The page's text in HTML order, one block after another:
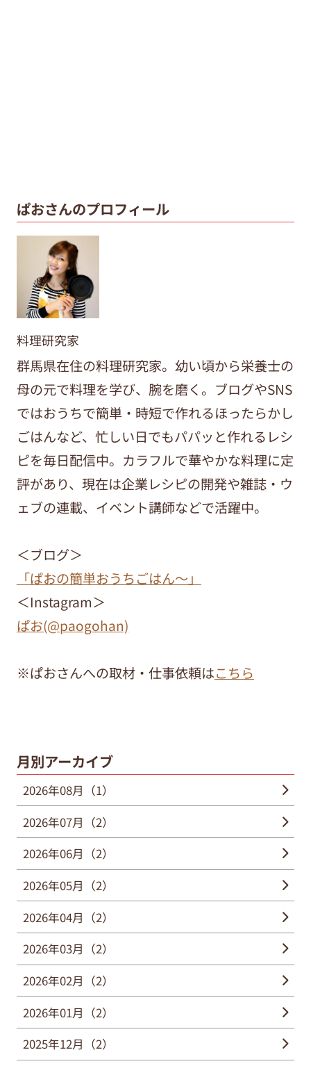
ぱおさんのプロフィール
料理研究家
群馬県在住の料理研究家。幼い頃から栄養士の
母の元で料理を学び、腕を磨く。ブログやSNS
ではおうちで簡単・時短で作れるほったらかし
ごはんなど、忙しい日でもパパッと作れるレシ
ピを毎日配信中。カラフルで華やかな料理に定
評があり、現在は企業レシピの開発や雑誌・ウ
ェブの連載、イベント講師などで活躍中。
＜ブログ＞
「ぱおの簡単おうちごはん～」
＜Instagram＞
ぱお(@paogohan)
※ぱおさんへの取材・仕事依頼はこちら
月別アーカイブ
2026年08月（1）
2026年07月（2）
2026年06月（2）
2026年05月（2）
2026年04月（2）
2026年03月（2）
2026年02月（2）
2026年01月（2）
2025年12月（2）